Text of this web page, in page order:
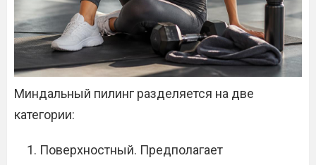
Миндальный пилинг разделяется на две
категории:
Поверхностный. Предполагает